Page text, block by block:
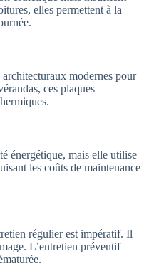
elles permettent à la
architecturaux modernes pour
ces plaques
énergétique, mais elle utilise
les coûts de maintenance
régulier est impératif. Il
L’entretien préventif